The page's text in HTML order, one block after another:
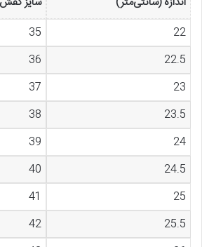
22
35
22.5
36
23
37
23.5
38
24
39
24.5
40
25
41
25.5
42